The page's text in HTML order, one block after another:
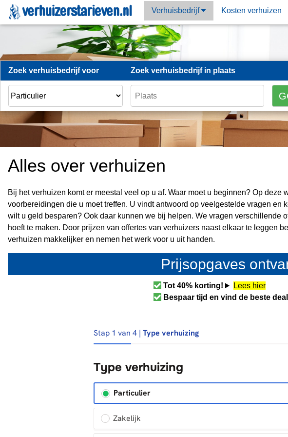
Verhuisbedrijf Kosten verhuizen
Zoek verhuisbedrijf voor Zoek verhuisbedrijf in plaats
Alles over verhuizen
Bij het verhuizen komt er meestal veel op u af. Waar moet u beginnen? Op
voorbereidingen die u moet treffen. U vindt antwoord op veelgestelde vragen en
wilt u geld besparen? Ook daar kunnen we bij helpen. We vragen verschillende
hoeft te maken. Door prijzen van offertes van verhuizers naast elkaar te leggen
verhuizen makkelijker en nemen het werk voor u uit handen.
Prijsopgaves
Tot 40% korting!
Lees hier
Bespaar tijd en vind de beste